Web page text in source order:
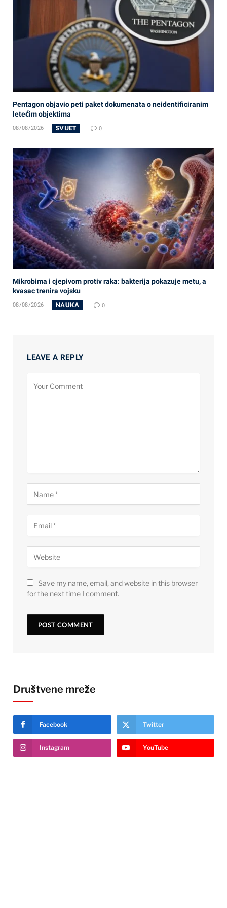
Pentagon objavio peti paket dokumenata o neidentificiranim
letećim objektima
08/08/2026 SVIJET 0
Mikrobima i cjepivom protiv raka: bakterija pokazuje metu, a
kvasac trenira vojsku
08/08/2026 NAUKA 0
LEAVE A REPLY
Save my name, email, and website in this browser
for the next time I comment.
Društvene mreže
Facebook Twitter
Instagram YouTube